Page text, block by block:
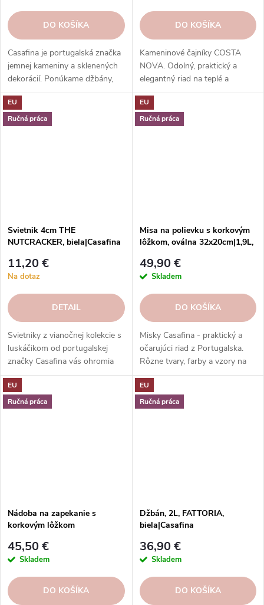
DO KOŠÍKA
Casafina je portugalská značka
jemnej kameniny a sklenených
dekorácií. Ponúkame džbány,
karafy a fľaše s rôznym
dizajnom, ktoré ozdobia váš
stôl a domácnosť. Objednajte si
DO KOŠÍKA
Kameninové čajníky COSTA
NOVA. Odolný, praktický a
elegantný riad na teplé a
studené nápoje.
EU
Ručná práca
Svietnik 4cm THE
NUTCRACKER, biela|Casafina
11,20 €
Na dotaz
DETAIL
Svietniky z vianočnej kolekcie s
luskáčikom od portugalskej
značky Casafina vás ohromia
svojou eleganciou, kvalitou a
jedinečnosťou.
EU
Ručná práca
Misa na polievku s korkovým
lôžkom, oválna 32x20cm|1,9L,
49,90 €
Skladem
DO KOŠÍKA
Misky Casafina - praktický a
očarujúci riad z Portugalska.
Rôzne tvary, farby a vzory na
každú príležitosť. Misky
Casafina - radosť zo života.
EU
Ručná práca
Nádoba na zapekanie s
korkovým lôžkom
čierna|Casafina
45,50 €
Skladem
DO KOŠÍKA
EU
Ručná práca
Džbán, 2L, FATTORIA,
biela|Casafina
36,90 €
Skladem
DO KOŠÍKA